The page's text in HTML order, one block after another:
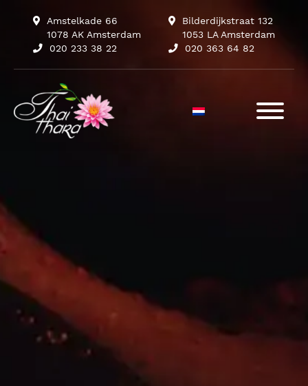
Amstelkade 66
1078 AK Amsterdam
020 233 38 22
Bilderdijkstraat 132
1053 LA Amsterdam
020 363 64 82